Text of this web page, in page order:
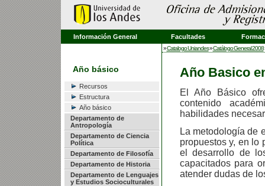
Información General Facultades
Año básico
Recursos
Estructura
Año básico
Departamento de
Antropología
Departamento de Ciencia
Política
Departamento de Filosofía
Departamento de Historia
Departamento de Lenguajes
y Estudios Socioculturales
»Catalogo Uniandes»Catálogo General 2008
Año Basico
El Año Básico
contenido
habilidades
La metodología de
propuestos y, en lo
el desarrollo de
capacitados para
atender dudas de